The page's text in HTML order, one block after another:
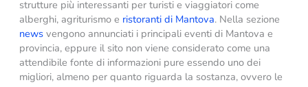
strutture più interessanti per turisti e viaggiatori come
alberghi, agriturismo e ristoranti di Mantova. Nella sezione
news vengono annunciati i principali eventi di Mantova e
provincia, eppure il sito non viene considerato come una
attendibile fonte di informazioni pure essendo uno dei
migliori, almeno per quanto riguarda la sostanza, ovvero le